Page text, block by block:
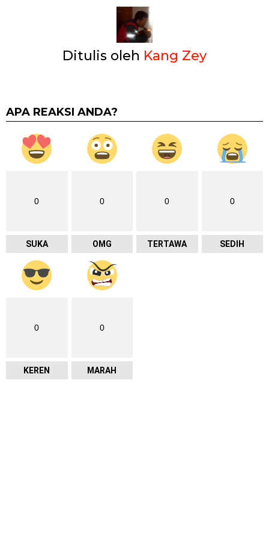
Ditulis oleh Kang Zey
APA REAKSI ANDA?
0
SUKA
0
OMG
0
TERTAWA
0
SEDIH
0
KEREN
0
MARAH